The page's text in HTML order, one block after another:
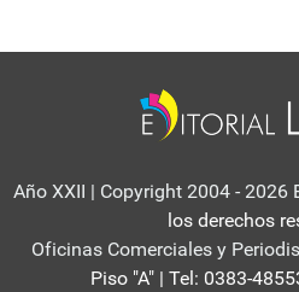
Año XXII | Copyright 2004 - 2026
los derechos
Oficinas Comerciales y
Piso "A" | Tel: 0383-